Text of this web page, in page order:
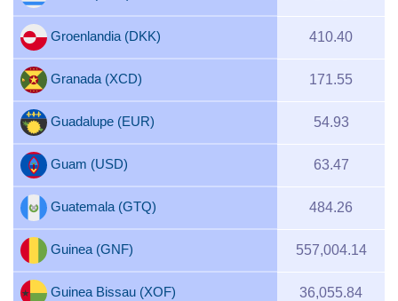
Groenlandia (DKK) 410.40
Granada (XCD) 171.55
Guadalupe (EUR) 54.93
Guam (USD) 63.47
Guatemala (GTQ) 484.26
Guinea (GNF) 557,004.14
Guinea Bissau (XOF) 36,055.84